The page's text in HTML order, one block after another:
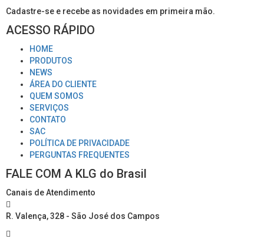
Cadastre-se e recebe as novidades em primeira mão.
ACESSO RÁPIDO
HOME
PRODUTOS
NEWS
ÁREA DO CLIENTE
QUEM SOMOS
SERVIÇOS
CONTATO
SAC
POLÍTICA DE PRIVACIDADE
PERGUNTAS FREQUENTES
FALE COM A KLG do Brasil
Canais de Atendimento
R. Valença, 328 - São José dos Campos